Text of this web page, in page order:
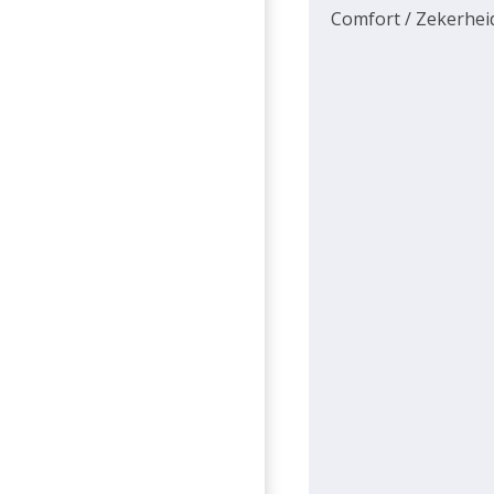
Comfort /